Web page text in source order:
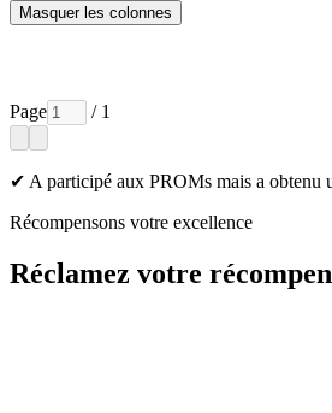
Masquer les colonnes
Page / 1
✔ A participé aux PROMs mais a obtenu
Récompensons votre excellence
Réclamez votre